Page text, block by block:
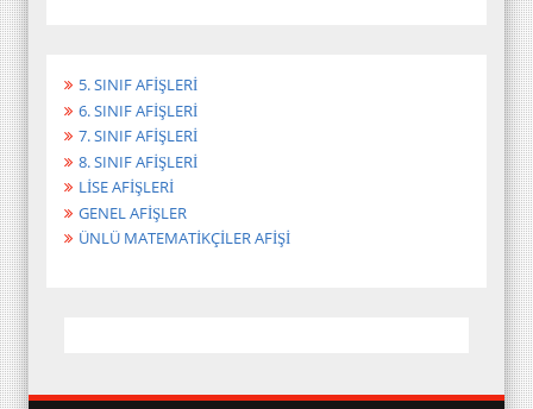
5. SINIF AFİŞLERİ
6. SINIF AFİŞLERİ
7. SINIF AFİŞLERİ
8. SINIF AFİŞLERİ
LİSE AFİŞLERİ
GENEL AFİŞLER
ÜNLÜ MATEMATİKÇİLER AFİŞİ